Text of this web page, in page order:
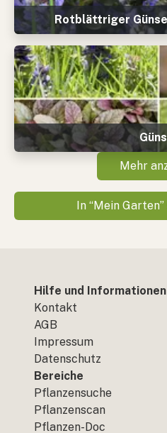
Rotblättriger
Mehr
In “Mein
Hilfe und Informationen
Kontakt
AGB
Impressum
Datenschutz
Bereiche
Pflanzensuche
Pflanzenscan
Pflanzen-Doc